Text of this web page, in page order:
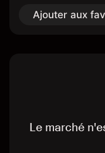
Ajouter aux
Le marché